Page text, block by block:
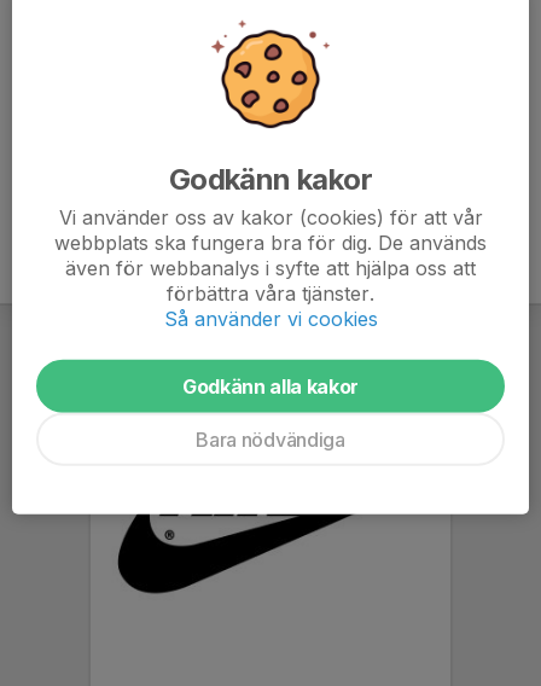
Godkänn kakor
Vi använder oss av kakor (cookies) för att vår
webbplats ska fungera bra för dig. De används
även för webbanalys i syfte att hjälpa oss att
förbättra våra tjänster.
Så använder vi cookies
Godkänn alla kakor
Bara nödvändiga